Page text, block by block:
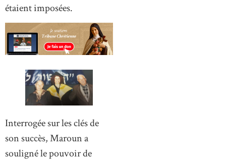
étaient imposées.
Interrogée sur les clés de
son succès, Maroun a
souligné le pouvoir de